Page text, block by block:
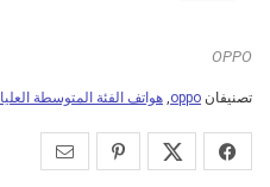
OPPO
تصنيفان oppo
, هواتف الفئة المتوسطة العليا